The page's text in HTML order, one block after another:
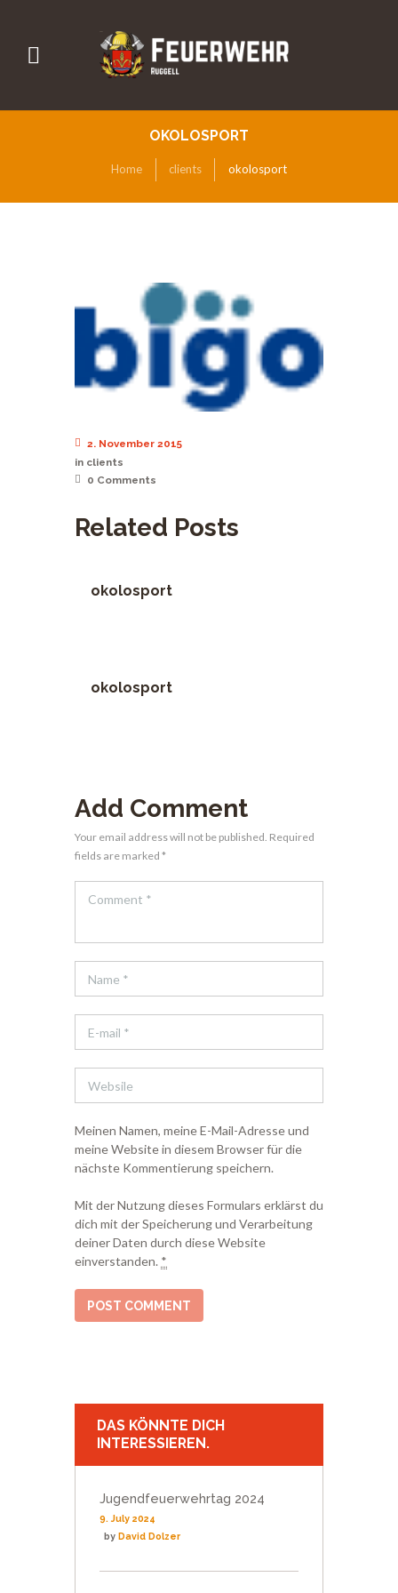
OKOLOSPORT
Home clients okolosport
2. November 2015
in clients
0 Comments
Related Posts
okolosport
okolosport
Add Comment
Your email address will not be published. Required
fields are marked *
Meinen Namen, meine E-Mail-Adresse und
meine Website in diesem Browser für die
nächste Kommentierung speichern.
Mit der Nutzung dieses Formulars erklärst du
dich mit der Speicherung und Verarbeitung
deiner Daten durch diese Website
einverstanden. *
DAS KÖNNTE DICH
INTERESSIEREN.
Jugendfeuerwehrtag 2024
9. July 2024
byDavid Dolzer